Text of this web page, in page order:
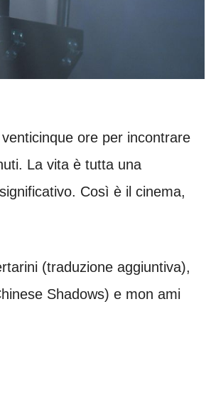
ore per incontrare
La vita è tutta una
Così è il cinema,
(traduzione aggiuntiva),
Shadows) e mon ami